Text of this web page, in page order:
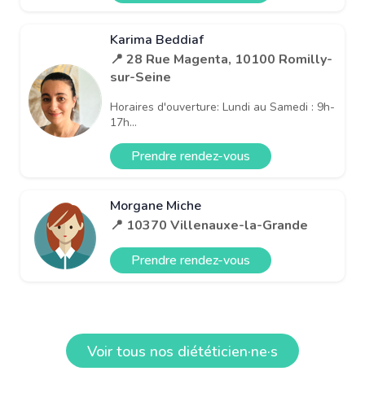
Karima Beddiaf
📍 28 Rue Magenta, 10100 Romilly-
sur-Seine
Horaires d'ouverture: Lundi au Samedi : 9h-
17h...
Prendre rendez-vous
Morgane Miche
📍 10370 Villenauxe-la-Grande
Prendre rendez-vous
Voir tous nos diététicien·ne·s